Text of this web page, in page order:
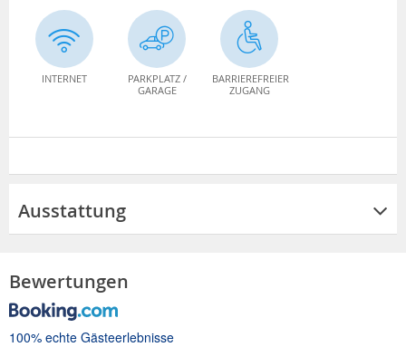
INTERNET
PARKPLATZ /
GARAGE
BARRIEREFREIER
ZUGANG
Ausstattung
Bewertungen
100% echte Gästeerlebnisse